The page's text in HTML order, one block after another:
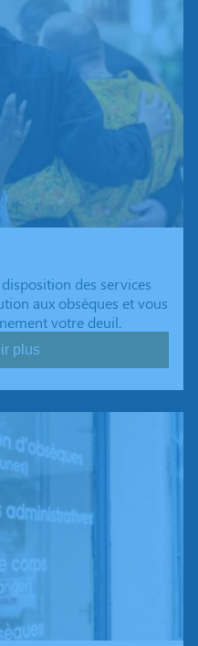
des services
aux obsèques et vous
votre deuil.
plus